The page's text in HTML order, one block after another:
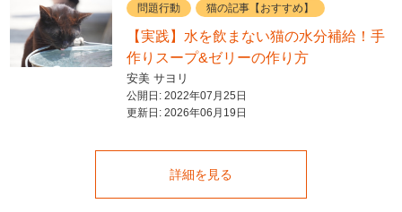
問題行動 猫の記事【おすすめ】
【実践】水を飲まない猫の水分補給！手
作りスープ&ゼリーの作り方
安美 サヨリ
公開日: 2022年07月25日
更新日: 2026年06月19日
詳細を見る